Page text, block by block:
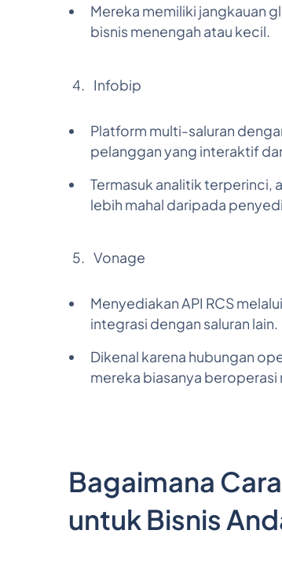
Mereka memiliki jangkauan
bisnis menengah atau kecil.
Infobip
Platform multi-saluran
pelanggan yang interaktif
Termasuk analitik terperinci,
lebih mahal daripada
Vonage
Menyediakan API RCS
integrasi dengan saluran lain.
Dikenal karena hubungan
mereka biasanya
Bagaimana
untuk Bisnis